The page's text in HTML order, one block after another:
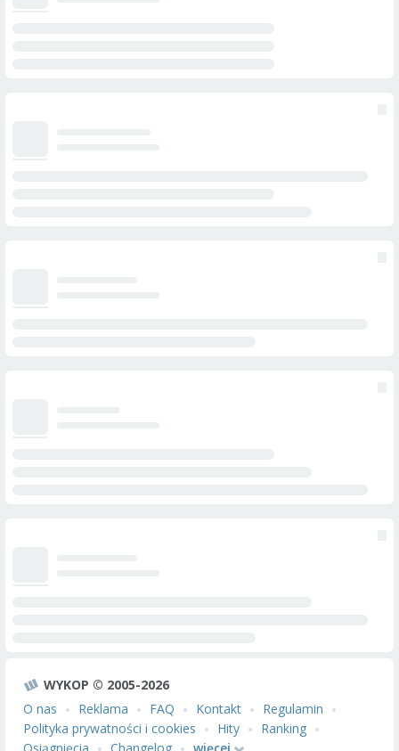
WYKOP © 2005-2026
O nas
Reklama FAQ Kontakt
Regulamin
Polityka prywatności i cookies
Hity
Ranking